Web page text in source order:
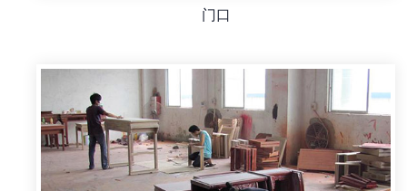
门口